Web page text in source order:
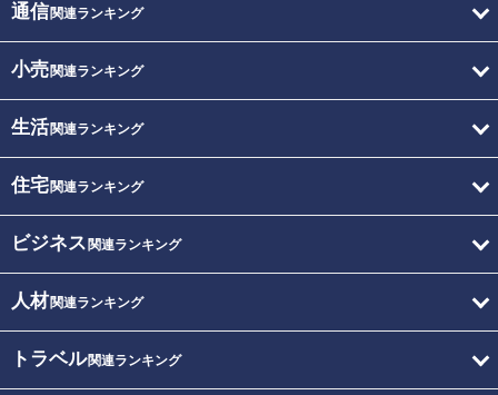
通信関連ランキング
小売関連ランキング
生活関連ランキング
住宅関連ランキング
ビジネス 関連ランキング
人材関連ランキング
トラベル関連ランキング